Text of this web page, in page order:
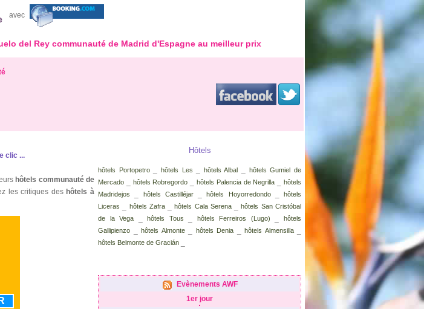
avec
del Rey communauté de Madrid d'Espagne au meilleur prix
clic ...
hôtels communauté de
les critiques des hôtels à
Hôtels
hôtels Portopetro_ hôtels Les hôtels Albal
hôtels Gumiel de
Mercado
hôtels Robregordo _hôtels Palencia de Negrilla _hôtels
Madridejos
hôtels Castilléjar_hôtels Hoyorredondo_ hôtels
Liceras
hôtels Zafra_hôtels Cala Serena_hôtels San Cristóbal
de la Vega _hôtels Tous hôtels Ferreiros (Lugo) _hôtels
Gallipienzo
hôtels Almonte_ hôtels Denia hôtels Almensilla_
hôtels Belmonte de Gracián
Evènements AWF
1er jour